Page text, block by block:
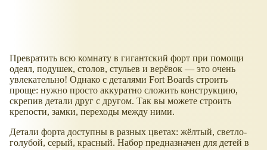
Превратить всю комнату в гигантский форт при помощи
одеял, подушек, столов, стульев и верёвок — это очень
увлекательно! Однако с деталями Fort Boards строить
проще: нужно просто аккуратно сложить конструкцию,
скрепив детали друг с другом. Так вы можете строить
крепости, замки, переходы между ними.
Детали форта доступны в разных цветах: жёлтый, светло-
голубой, серый, красный. Набор предназначен для детей в